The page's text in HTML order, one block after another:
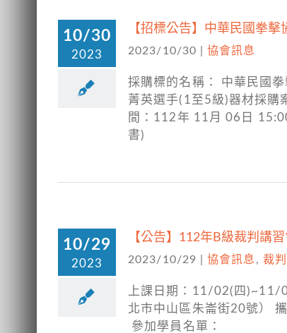
10/30
2023
【招標公告】中華民國拳
2023/10/30 協會訊息
採購標的名稱： 中華民國
菁英選手(1至5級)器材採
間：112年 11月 06日
書)
10/29
2023
【公告】112年B級裁判講
2023/10/29 協會訊息 , 裁
上課日期：11/02(四)~11/
北市中山區朱崙街20號）
參加學員名單：